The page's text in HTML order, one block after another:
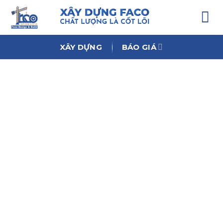
Chuyển
đến
nội
XÂY DỰNG BÁO GIÁ